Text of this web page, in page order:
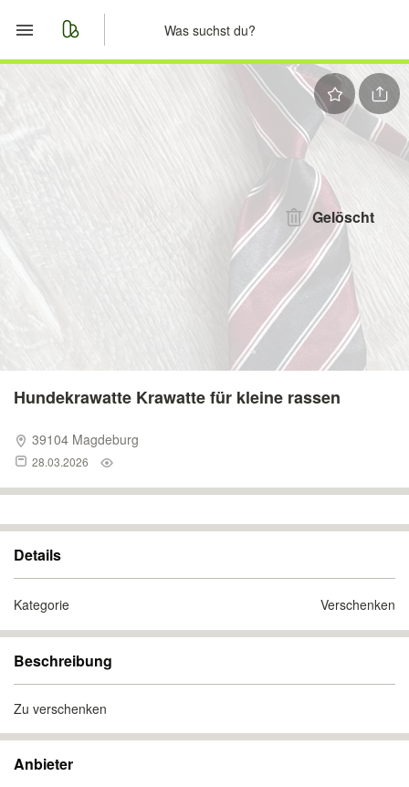
Anzeige aufgeben
Gelöscht
Hundekrawatte Krawatte für kleine rassen
39104 Magdeburg
28.03.2026
Details
Kategorie Verschenken
Beschreibung
Zu verschenken
Anbieter